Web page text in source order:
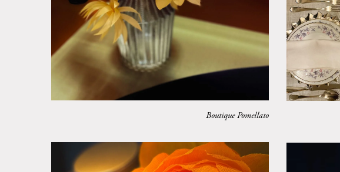
Boutique Pomellato